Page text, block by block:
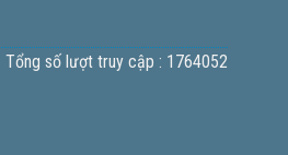
Tổng số lượt truy cập : 1764052